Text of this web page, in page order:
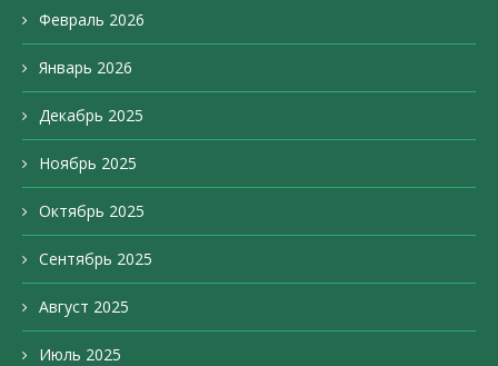
Февраль 2026
Январь 2026
Декабрь 2025
Ноябрь 2025
Октябрь 2025
Сентябрь 2025
Август 2025
Июль 2025